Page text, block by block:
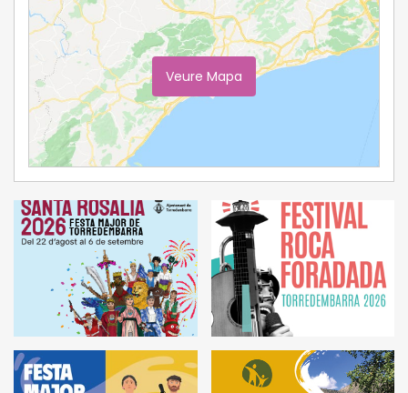
Veure Mapa